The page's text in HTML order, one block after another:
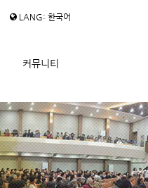
LANG: 한국어
커뮤니티